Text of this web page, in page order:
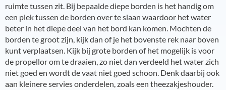
ruimte tussen zit. Bij bepaalde diepe borden is het handig om
een plek tussen de borden over te slaan waardoor het water
beter in het diepe deel van het bord kan komen. Mochten de
borden te groot zijn, kijk dan of je het bovenste rek naar boven
kunt verplaatsen. Kijk bij grote borden of het mogelijk is voor
de propellor om te draaien, zo niet dan verdeeld het water zich
niet goed en wordt de vaat niet goed schoon. Denk daarbij ook
aan kleinere servies onderdelen, zoals een theezakjeshouder.